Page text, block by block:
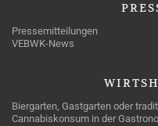
Pressemitteilungen
VEBWK-News
Biergarten, Gastgarten oder
Cannabiskonsum in der